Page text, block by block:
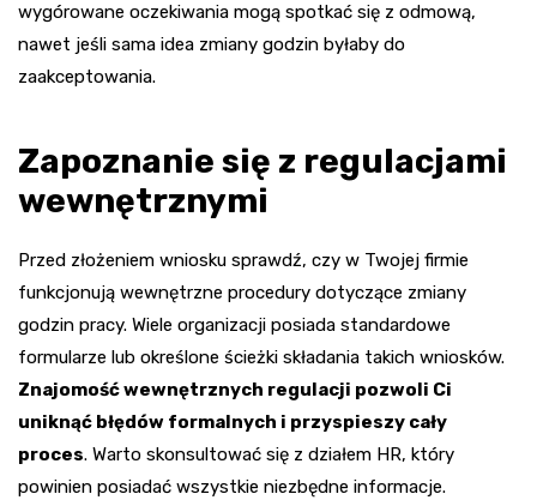
wygórowane oczekiwania mogą spotkać się z odmową,
nawet jeśli sama idea zmiany godzin byłaby do
zaakceptowania.
Zapoznanie się z regulacjami
wewnętrznymi
Przed złożeniem wniosku sprawdź, czy w Twojej firmie
funkcjonują wewnętrzne procedury dotyczące zmiany
godzin pracy. Wiele organizacji posiada standardowe
formularze lub określone ścieżki składania takich wniosków.
Znajomość wewnętrznych regulacji pozwoli Ci
uniknąć błędów formalnych i przyspieszy cały
proces. Warto skonsultować się z działem HR, który
powinien posiadać wszystkie niezbędne informacje.